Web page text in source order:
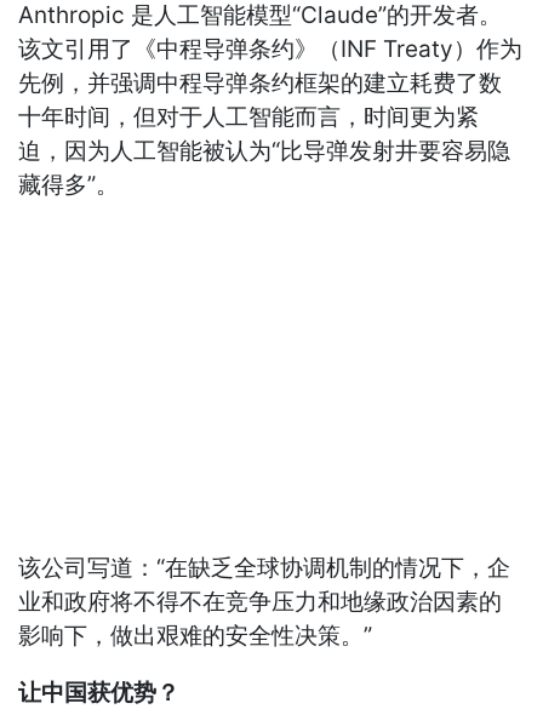
Anthropic 是人工智能模型“Claude”的开发者。
该文引用了《中程导弹条约》（INF Treaty）作为
先例，并强调中程导弹条约框架的建立耗费了数
十年时间，但对于人工智能而言，时间更为紧
迫，因为人工智能被认为“比导弹发射井要容易隐
藏得多”。
该公司写道：“在缺乏全球协调机制的情况下，企
业和政府将不得不在竞争压力和地缘政治因素的
影响下，做出艰难的安全性决策。”
让中国获优势？